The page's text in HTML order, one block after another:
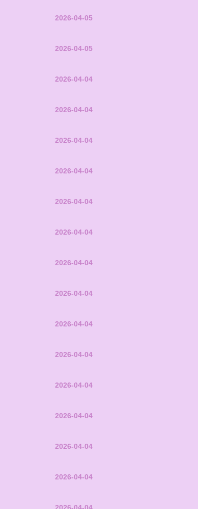
2026-04-05
2026-04-05
2026-04-04
2026-04-04
2026-04-04
2026-04-04
2026-04-04
2026-04-04
2026-04-04
2026-04-04
2026-04-04
2026-04-04
2026-04-04
2026-04-04
2026-04-04
2026-04-04